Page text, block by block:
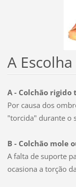
A
A - Colchão
Por causa dos
"torcida" durante o
B - Colchão mole
A falta de suporte
ocasiona a torção